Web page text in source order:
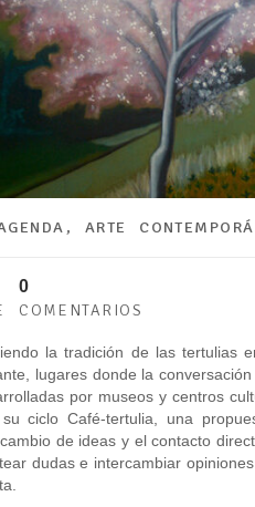
, ARTE
0
COMENTARIOS
la tradición de las tertulias
lugares donde la
por museos y centros
ciclo Café-tertulia, una
de ideas y el contacto
dudas e intercambiar